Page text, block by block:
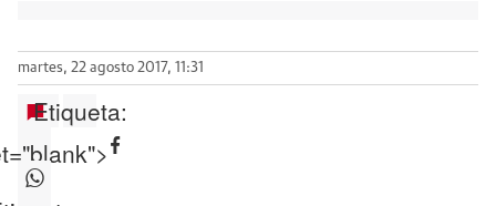
martes, 22 agosto 2017, 11:31
Etiqueta: